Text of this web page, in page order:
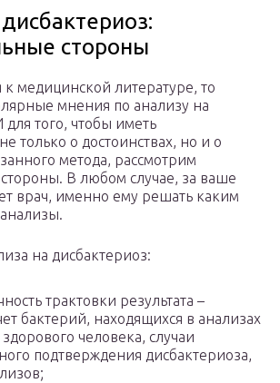
стороны
к медицинской литературе, то
мнения по анализу на
для того, чтобы иметь
только о достоинствах, но и о
метода, рассмотрим
В любом случае, за ваше
врач, именно ему решать каким
на дисбактериоз:
трактовки результата –
бактерий, находящихся в анализах
человека, случаи
подтверждения дисбактериоза,